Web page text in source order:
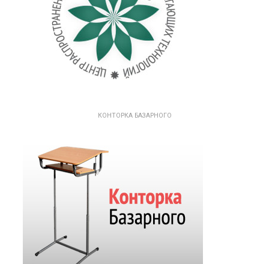
КОНТОРКА БАЗАРНОГО